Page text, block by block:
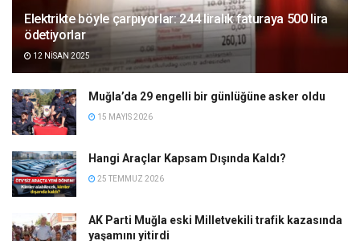
Elektrikte böyle çarpıyorlar: 244 liralık faturaya 500 lira
ödetiyorlar
12 NISAN 2025
Muğla’da 29 engelli bir günlüğüne asker oldu
15 MAYIS 2026
Hangi Araçlar Kapsam Dışında Kaldı?
25 TEMMUZ 2026
AK Parti Muğla eski Milletvekili trafik kazasında
yaşamını yitirdi